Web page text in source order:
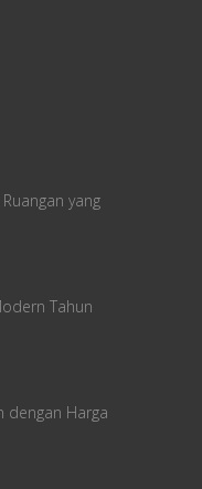
yang
Tahun
dengan Harga